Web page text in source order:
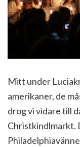
Mitt under
amerikaner, de
drog vi vidare till
Christkindlmarkt.